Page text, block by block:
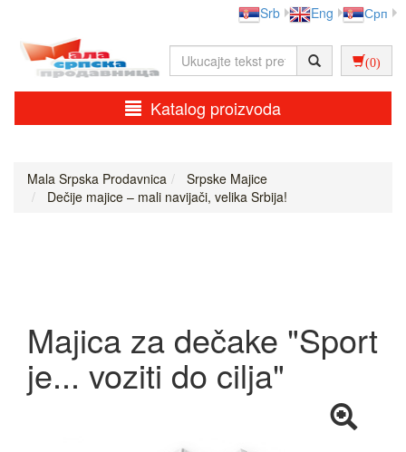
Srb Eng Срп
(0)
Katalog proizvoda
Mala Srpska Prodavnica
Srpske Majice
Dečije majice – mali navijači, velika Srbija!
Majica za dečake "Sport
je... voziti do cilja"